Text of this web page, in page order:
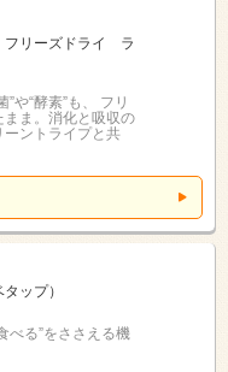
リーズドライ ラ
や“酵素”も、 フリ
ま。消化と吸収の
ントライプと共
ップ）
べる”をささえる機